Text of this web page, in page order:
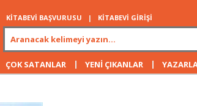
KİTABEVİ BAŞVURUSU | KİTABEVİ GİRİŞİ
ÇOK SATANLAR | YENİ ÇIKANLAR |